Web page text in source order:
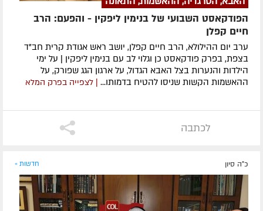
הפודקאסט השבועי של בנימין ליפקין - והפעם: הרב
חיים קפלן
ערב יום ההילולא, הרב חיים קפלן, יושב ראש אגודת קרית חב"ד
בצפת, בפרק פודקאסט כן וגלוי לב עם בנימין ליפקין | על ימי
הילדות והנערות בצל האבא הגדול, על ארגון הגג שפורק, על
ההאשמות הקשות שניסו להטיח בדמותו...
| לצפייה בפרק המלא
לכתבה
כ"ה סיון חדשות »